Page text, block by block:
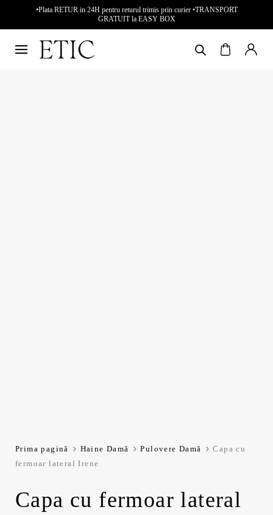
•Plata RETUR in 24H pentru returul trimis prin curier •TRANSPORT
GRATUIT la EASY BOX
Prima pagină Haine Damă Pulovere Damă
Capa cu
fermoar lateral Irene
Capa cu fermoar lateral